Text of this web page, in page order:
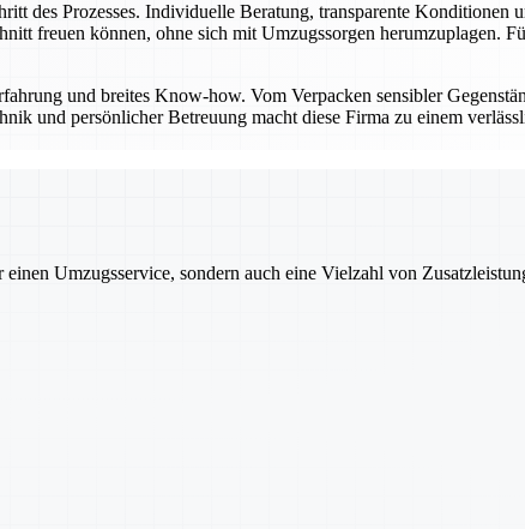
des Prozesses. Individuelle Beratung, transparente Konditionen
freuen können, ohne sich mit Umzugssorgen herumzuplagen.
und breites Know-how. Vom Verpacken sensibler
und persönlicher Betreuung macht diese Firma zu einem
Umzugsservice, sondern auch eine Vielzahl von